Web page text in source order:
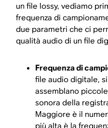
un file lossy, vediamo
frequenza di
due parametri che ci
qualità audio di un file
Frequenza di
file audio digitale,
assemblano
sonora della
Maggiore è il
più alta è la